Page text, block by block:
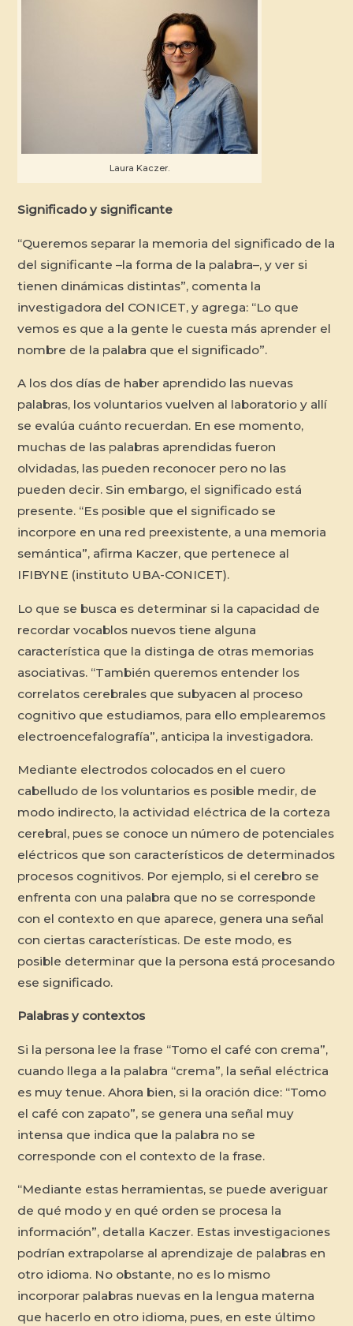
Laura Kaczer.
Significado y significante
“Queremos separar la memoria del significado de la
del significante –la forma de la palabra–, y ver si
tienen dinámicas distintas”, comenta la
investigadora del CONICET, y agrega: “Lo que
vemos es que a la gente le cuesta más aprender el
nombre de la palabra que el significado”.
A los dos días de haber aprendido las nuevas
palabras, los voluntarios vuelven al laboratorio y allí
se evalúa cuánto recuerdan. En ese momento,
muchas de las palabras aprendidas fueron
olvidadas, las pueden reconocer pero no las
pueden decir. Sin embargo, el significado está
presente. “Es posible que el significado se
incorpore en una red preexistente, a una memoria
semántica”, afirma Kaczer, que pertenece al
IFIBYNE (instituto UBA-CONICET).
Lo que se busca es determinar si la capacidad de
recordar vocablos nuevos tiene alguna
característica que la distinga de otras memorias
asociativas. “También queremos entender los
correlatos cerebrales que subyacen al proceso
cognitivo que estudiamos, para ello emplearemos
electroencefalografía”, anticipa la investigadora.
Mediante electrodos colocados en el cuero
cabelludo de los voluntarios es posible medir, de
modo indirecto, la actividad eléctrica de la corteza
cerebral, pues se conoce un número de potenciales
eléctricos que son característicos de determinados
procesos cognitivos. Por ejemplo, si el cerebro se
enfrenta con una palabra que no se corresponde
con el contexto en que aparece, genera una señal
con ciertas características. De este modo, es
posible determinar que la persona está procesando
ese significado.
Palabras y contextos
Si la persona lee la frase “Tomo el café con crema”,
cuando llega a la palabra “crema”, la señal eléctrica
es muy tenue. Ahora bien, si la oración dice: “Tomo
el café con zapato”, se genera una señal muy
intensa que indica que la palabra no se
corresponde con el contexto de la frase.
“Mediante estas herramientas, se puede averiguar
de qué modo y en qué orden se procesa la
información”, detalla Kaczer. Estas investigaciones
podrían extrapolarse al aprendizaje de palabras en
otro idioma. No obstante, no es lo mismo
incorporar palabras nuevas en la lengua materna
que hacerlo en otro idioma, pues, en este último